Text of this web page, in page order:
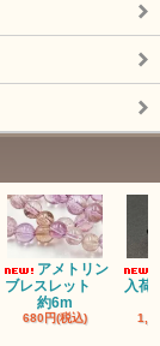
アメトリン
ブレスレット
約6m
680円(税込)
入荷